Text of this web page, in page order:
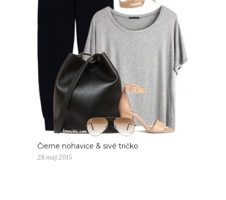
Čierne nohavice & sivé tričko
28.máj 2015